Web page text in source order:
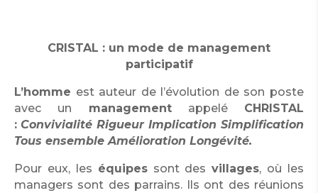
CRISTAL : un mode de management
participatif
L’homme est auteur de l’évolution de son poste
avec un managementappelé CHRISTAL
: Convivialité Rigueur Implication Simplification
Tous ensemble Amélioration Longévité.
Pour eux, les équipessont desvillages, où les
managers sont des parrains. Ils ont des réunions